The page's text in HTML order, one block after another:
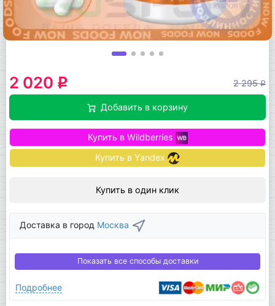
2 020 q 2 295q
Добавить в корзину
Купить в Wildberries
Купить в Yandex
Купить в один клик
Доставка в город Москва
Показать все способы доставки
Подробнее